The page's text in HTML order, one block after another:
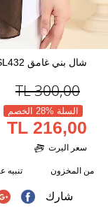
شال بني غامق 3460SL432
300,00
TL
السلة %28 الخصم
216,00 TL
سعر اليرت
من المخزون تنبيه
شارك